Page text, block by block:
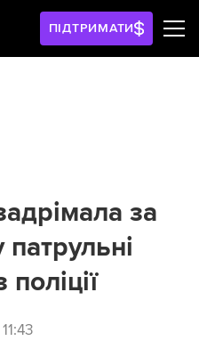
ПІДТРИМАТИ
за